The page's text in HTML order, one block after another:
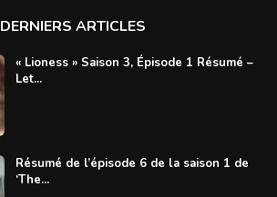
DERNIERS ARTICLES
« Lioness » Saison 3, Épisode 1 Résumé –
Let...
Résumé de l’épisode 6 de la saison 1 de
‘The...